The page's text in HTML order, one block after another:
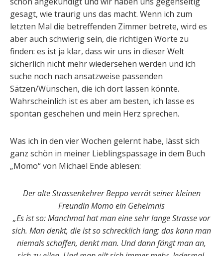
gesagt, wie traurig uns das macht. Wenn ich zum
letzten Mal die betreffenden Zimmer betrete, wird es
aber auch schwierig sein, die richtigen Worte zu
finden: es ist ja klar, dass wir uns in dieser Welt
sicherlich nicht mehr wiedersehen werden und ich
suche noch nach ansatzweise passenden
Sätzen/Wünschen, die ich dort lassen könnte.
Wahrscheinlich ist es aber am besten, ich lasse es
spontan geschehen und mein Herz sprechen.
Was ich in den vier Wochen gelernt habe, lässt sich
ganz schön in meiner Lieblingspassage in dem Buch
„Momo“ von Michael Ende ablesen:
Der alte Strassenkehrer Beppo verrät seiner kleinen
Freundin Momo ein Geheimnis
„Es ist so: Manchmal hat man eine sehr lange Strasse vor
sich. Man denkt, die ist so schrecklich lang; das kann man
niemals schaffen, denkt man. Und dann fängt man an,